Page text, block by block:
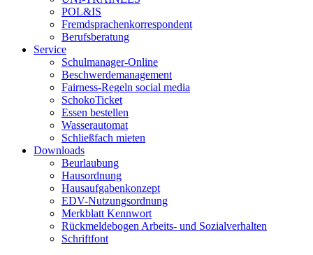
POL&IS
Fremdsprachenkorrespondent
Berufsberatung
Service
Schulmanager-Online
Beschwerdemanagement
Fairness-Regeln social media
SchokoTicket
Essen bestellen
Wasserautomat
Schließfach mieten
Downloads
Beurlaubung
Hausordnung
Hausaufgabenkonzept
EDV-Nutzungsordnung
Merkblatt Kennwort
Rückmeldebogen Arbeits- und Sozialverhalten
Schriftfont